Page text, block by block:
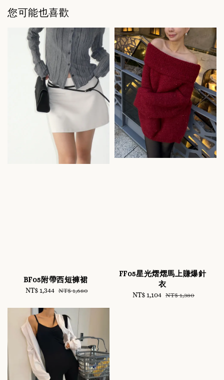
您可能也喜歡
BF05附帶西短褲裙
Sale
NT$ 1,344 Regular
NT$ 1,680
FF05星光熠熠馬上賺爆針
衣
Sale
NT$ 1,104 Regular
NT$ 1,380